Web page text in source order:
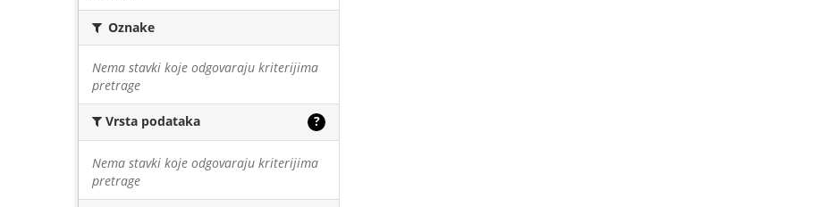
Oznake
Nema stavki koje odgovaraju kriterijima
pretrage
Vrsta podataka ?
Nema stavki koje odgovaraju kriterijima
pretrage